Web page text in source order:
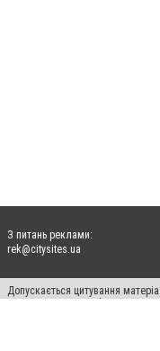
З питань реклами:
rek@citysites.ua
Допускається цитування
пошукових систем